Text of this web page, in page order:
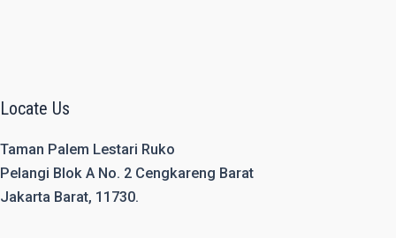
Locate Us
Taman Palem Lestari Ruko
Pelangi Blok A No. 2 Cengkareng Barat
Jakarta Barat, 11730.